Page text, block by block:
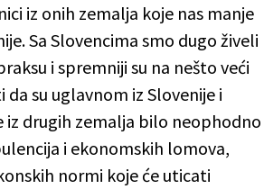
iz onih zemalja koje nas manje
Sa Slovencima smo dugo živeli
i spremniji su na nešto veći
su uglavnom iz Slovenije i
iz drugih zemalja bilo neophodno
i ekonomskih lomova,
normi koje će uticati